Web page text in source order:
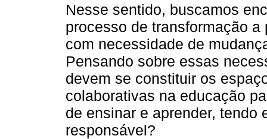
Nesse sentido, buscamos
processo de transformação
com necessidade de
Pensando sobre essas
devem se constituir os
colaborativas na educação
de ensinar e aprender, tendo
responsável?